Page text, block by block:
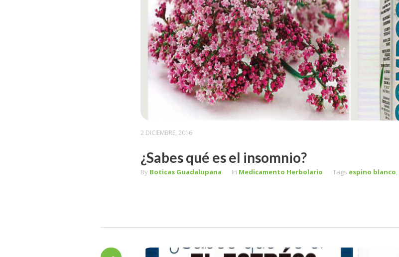
2 DICIEMBRE, 2016
¿Sabes qué es el insomnio?
By Boticas Guadalupana In Medicamento Herbolario Tags espino blanco,